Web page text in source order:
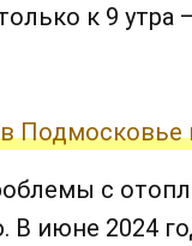
к 9 утра
Подмосковье
с
июне 2024